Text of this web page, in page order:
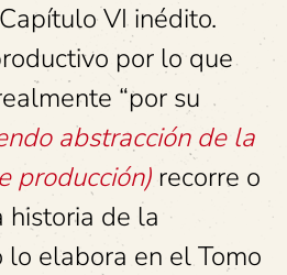
VI inédito.
por lo que
“por su
abstracción de la
producción) recorre o
historia de la
lo elabora en el Tomo